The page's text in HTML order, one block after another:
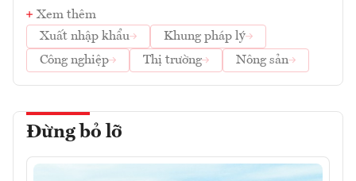
Xem thêm
Xuất nhập khẩu
Khung pháp lý
Công nghiệp
Thị trường Nông sản
Đừng bỏ lỡ